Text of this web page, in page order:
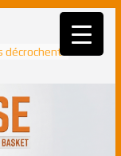
décrochent
bataille
et Giannis
le Greek
premier